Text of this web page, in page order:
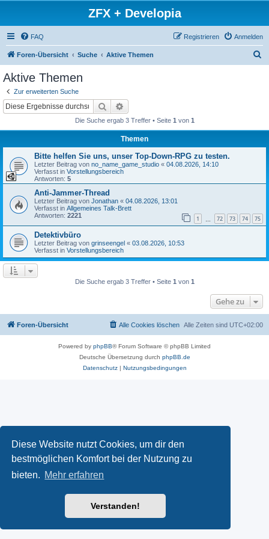
Diese Website nutzt Cookies, um dir den
bestmöglichen Komfort bei der Nutzung zu
bieten. Mehr erfahren
Verstanden!
ZFX + Developia
FAQ Anmelden
Registrieren
Foren-Übersicht Suche Aktive Themen
Aktive Themen
Zur erweiterten Suche
Suche
Die Suche ergab 3 Treffer • Seite 1 von 1
Themen
Bitte helfen Sie uns, unser Top-Down-RPG zu testen.
Letzter Beitrag von no_name_game_studio « 04.08.2026, 14:10
Verfasst in Vorstellungsbereich
Antworten: 5
Anti-Jammer-Thread
Letzter Beitrag von Jonathan « 04.08.2026, 13:01
Verfasst in Allgemeines Talk-Brett
Antworten: 2221 1 72 73 74 75
Detektivbüro
Letzter Beitrag von grinseengel « 03.08.2026, 10:53
Verfasst in Vorstellungsbereich
Die Suche ergab 3 Treffer • Seite 1 von 1
Gehe zu
Foren-Übersicht Alle Zeiten sind UTC+02:00
Alle Cookies löschen
Powered by phpBB® Forum Software © phpBB Limited
Deutsche Übersetzung durch phpBB.de
Datenschutz| Nutzungsbedingungen